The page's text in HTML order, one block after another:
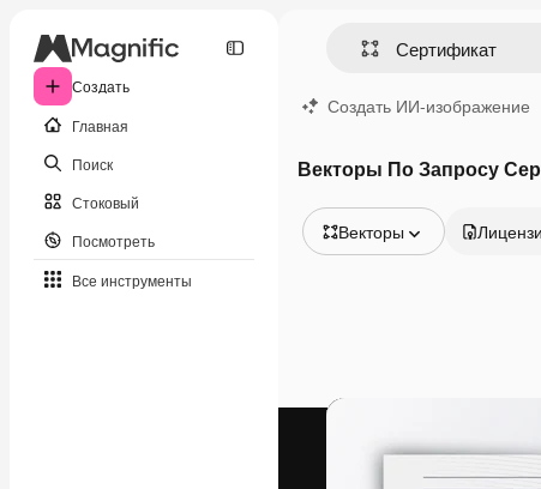
Создать
Главная
Поиск
Стоковый
Посмотреть
Все инструменты
Создать ИИ-изображение
Векторы По Запросу
Векторы
Видео
Моушн-дизайн